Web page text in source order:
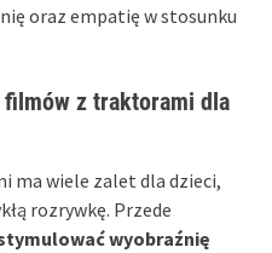
oraz empatię w stosunku
z traktorami dla
ma wiele zalet dla dzieci,
rozrywkę. Przede
wyobraźnię